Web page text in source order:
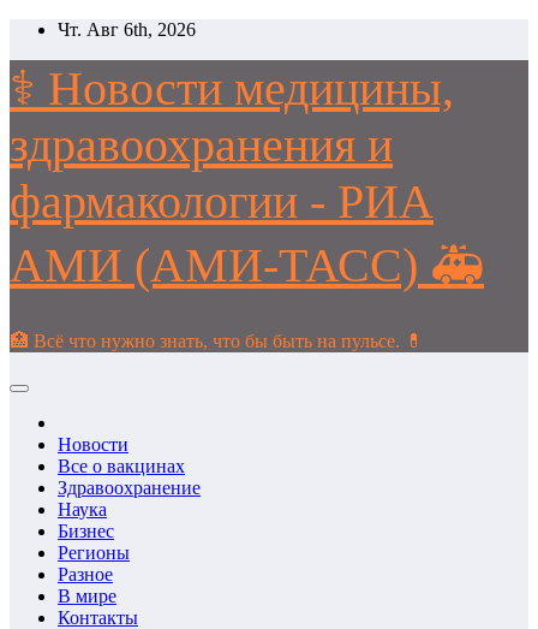
Перейти
содержимому
Чт. Авг 6th, 2026
⚕️ Новости медицины,
здравоохранения и
фармакологии - РИА
АМИ (АМИ-ТАСС) 🚑
🏥 Всё что нужно знать, что бы быть на пульсе. 💊
Новости
Все о вакцинах
Здравоохранение
Наука
Бизнес
Регионы
Разное
В мире
Контакты